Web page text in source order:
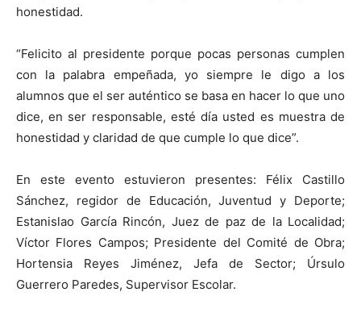
honestidad.
“Felicito al presidente porque pocas personas cumplen
con la palabra empeñada, yo siempre le digo a los
alumnos que el ser auténtico se basa en hacer lo que uno
dice, en ser responsable, esté día usted es muestra de
honestidad y claridad de que cumple lo que dice”.
En este evento estuvieron presentes: Félix Castillo
Sánchez, regidor de Educación, Juventud y Deporte;
Estanislao García Rincón, Juez de paz de la Localidad;
Víctor Flores Campos; Presidente del Comité de Obra;
Hortensia Reyes Jiménez, Jefa de Sector; Úrsulo
Guerrero Paredes, Supervisor Escolar.